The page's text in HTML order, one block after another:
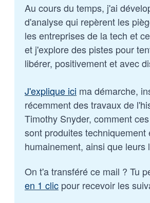
Au cours du temps, j'ai
d'analyse qui repèrent les
les entreprises de la tech et
et j'explore des pistes pour
libérer, positivement et avec
J'explique ici ma démarche,
récemment des travaux de
Timothy Snyder, comment
sont produites techniquement
humainement, ainsi que leurs
On t'a transféré ce mail ? Tu
en 1 clic pour recevoir les